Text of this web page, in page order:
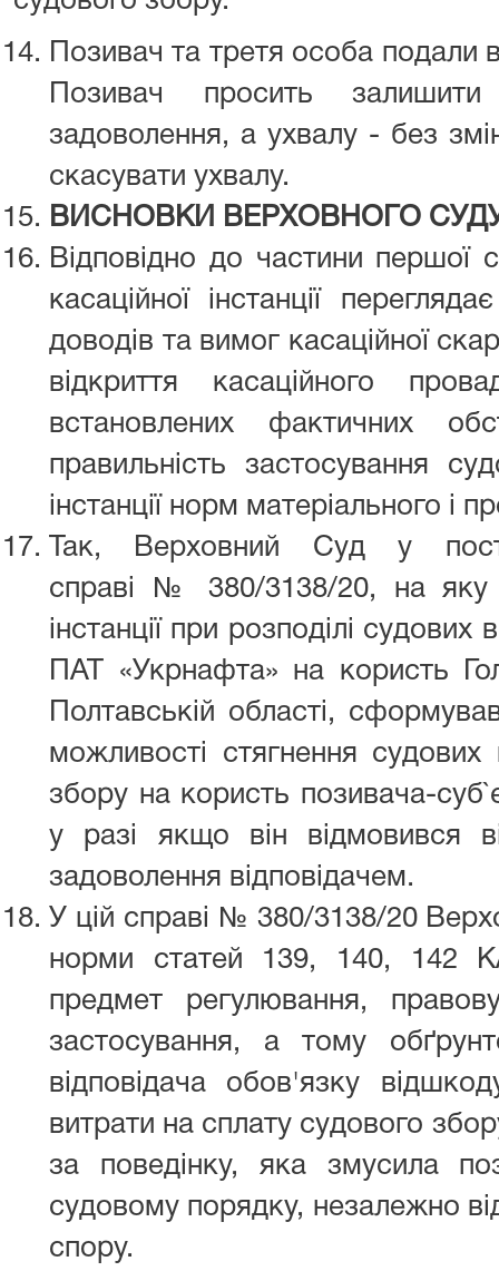
Позивач та третя особа подали
Позивач просить
задоволення, а ухвалу - без
скасувати ухвалу.
ВИСНОВКИ ВЕРХОВНОГО
Відповідно до частини першої
касаційної інстанції
доводів та вимог касаційної
відкриття касаційного
встановлених фактичних
правильність застосування
інстанції норм матеріального і
Так, Верховний Суд у
справі № 380/3138/20, на яку
інстанції при розподілі судових
ПАТ «Укрнафта» на користь
Полтавській області,
можливості стягнення судових
збору на користь позивача-
у разі якщо він відмовився
задоволення відповідачем.
У цій справі № 380/3138/20
норми статей 139, 140, 142
предмет регулювання,
застосування, а тому
відповідача обов'язку
витрати на сплату судового
за поведінку, яка змусила
судовому порядку, незалежно
спору.